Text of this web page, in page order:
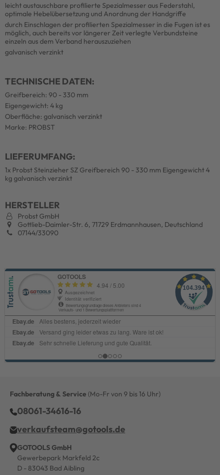
leicht austauschbare profilierte Spezialmesser aus Federstahl,
optimale Hebelübersetzung und Anordnung der Handgriffe
durch Einschlagen der profilierten Spezialmesser in die Fugen ist es
möglich, auch bereits vor längerer Zeit verlegte Verbundsteine
einzeln aus dem Verband herauszuziehen
galvanisch verzinkt
TECHNISCHE DATEN:
Greifbereich: 90 - 330 mm
Eigengewicht: 4 kg
Oberfläche: galvanisch verzinkt
Marke: PROBST
LIEFERUMFANG:
1x Probst Steinzieher SZ Greifbereich 90 - 330 mm Eigengewicht 4
kg galvanisch verzinkt
HERSTELLER
Probst GmbH
Gottlieb-Daimler-Str. 6, 71729 Erdmannhausen, Deutschland
07144/33090
Fachberatung & Service (Mo-Fr von 9 bis 16 Uhr)
08061-34616-16
verkaufsteam@gotools.de
GOTOOLS GmbH
Gewerbepark Markfeld 2c
D - 83043 Bad Aibling